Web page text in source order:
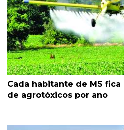
Cada habitante de MS
de agrotóxicos por ano